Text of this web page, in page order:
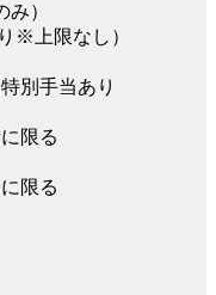
）
※上限なし）
別手当あり
限る
限る